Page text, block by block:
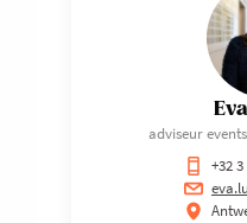
adviseur
+32